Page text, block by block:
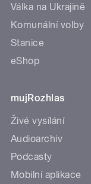
Válka na Ukrajině
Komunální volby
Stanice
eShop
mujRozhlas
Živé vysílání
Audioarchiv
Podcasty
Mobilní aplikace